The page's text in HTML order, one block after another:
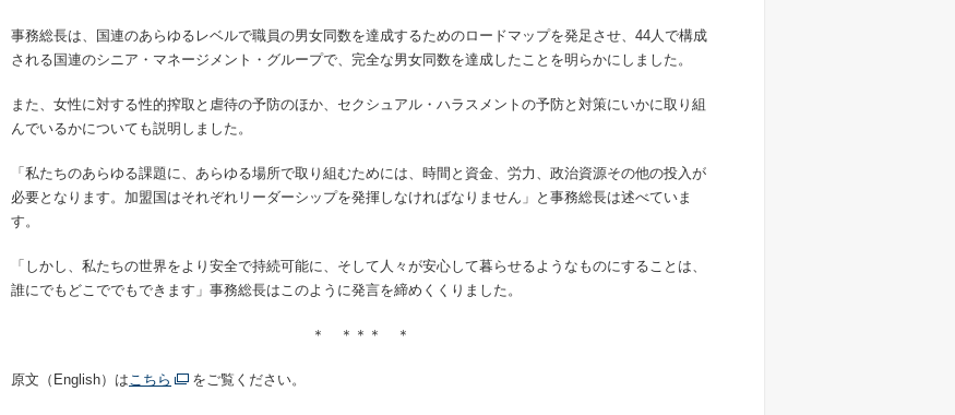
事務総長は、国連のあらゆるレベルで職員の男女同数を達成するためのロードマップを発足させ、44人で構成
される国連のシニア・マネージメント・グループで、完全な男女同数を達成したことを明らかにしました。
また、女性に対する性的搾取と虐待の予防のほか、セクシュアル・ハラスメントの予防と対策にいかに取り組
んでいるかについても説明しました。
「私たちのあらゆる課題に、あらゆる場所で取り組むためには、時間と資金、労力、政治資源その他の投入が
必要となります。加盟国はそれぞれリーダーシップを発揮しなければなりません」と事務総長は述べていま
す。
「しかし、私たちの世界をより安全で持続可能に、そして人々が安心して暮らせるようなものにすることは、
誰にでもどこででもできます」事務総長はこのように発言を締めくくりました。
＊ ＊＊＊ ＊
原文（English）は こちら をご覧ください。